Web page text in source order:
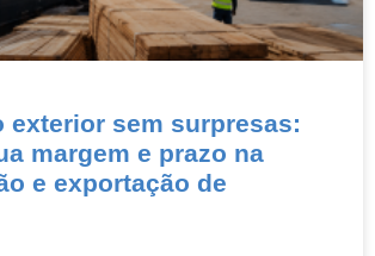
exterior sem surpresas:
margem e prazo na
e exportação de